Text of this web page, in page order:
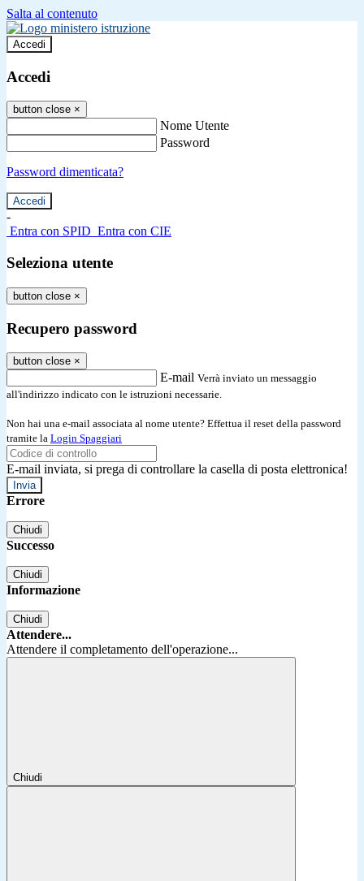
Salta al contenuto
Accedi
Accedi
button close ×
Nome Utente
Password
Password dimenticata?
-
Entra con SPID Entra con CIE
Seleziona utente
button close ×
Recupero password
button close ×
E-mail Verrà inviato un messaggio
all'indirizzo indicato con le istruzioni necessarie.
Non hai una e-mail associata al nome utente? Effettua il reset della password
tramite la Login Spaggiari
E-mail inviata, si prega di controllare la casella di posta elettronica!
Errore
Chiudi
Successo
Chiudi
Informazione
Chiudi
Attendere...
Attendere il completamento dell'operazione...
Chiudi